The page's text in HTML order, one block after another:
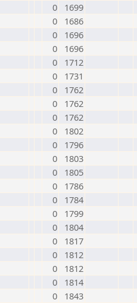
0
1699
0
1686
0
1696
0
1696
0
1712
0
1731
0
1762
0
1762
0
1762
0
1802
0
1796
0
1803
0
1805
0
1786
0
1784
0
1799
0
1804
0
1817
0
1812
0
1812
0
1814
0
1843